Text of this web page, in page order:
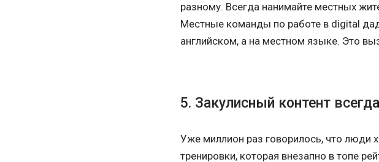
разному. Всегда нанимайте местных
Местные команды по работе в digital
английском, а на местном языке. Это
5. Закулисный контент
Уже миллион раз говорилось, что люди
тренировки, которая внезапно в топе